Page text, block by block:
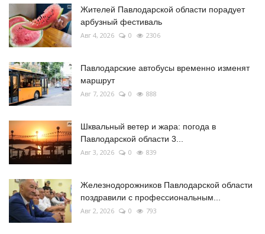
Жителей Павлодарской области порадует
арбузный фестиваль
Авг 4, 2026 0 2306
Павлодарские автобусы временно изменят
маршрут
Авг 7, 2026 0 888
Шквальный ветер и жара: погода в
Павлодарской области 3...
Авг 3, 2026 0 839
Железнодорожников Павлодарской области
поздравили с профессиональным...
Авг 2, 2026 0 793